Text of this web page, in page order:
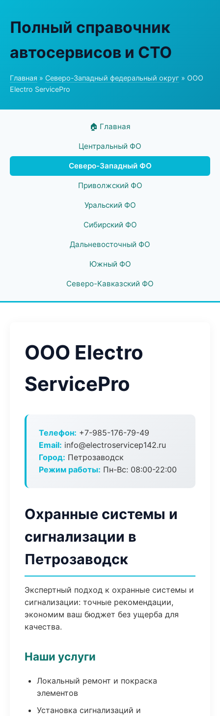
Полный справочник
автосервисов и СТО
Главная » Северо-Западный федеральный округ » ООО
Electro ServicePro
🏠 Главная
Центральный ФО
Северо-Западный ФО
Приволжский ФО
Уральский ФО
Сибирский ФО
Дальневосточный ФО
Южный ФО
Северо-Кавказский ФО
ООО Electro
ServicePro
Телефон: +7-985-176-79-49
Email: info@electroservicep142.ru
Город: Петрозаводск
Режим работы: Пн-Вс: 08:00-22:00
Охранные системы и
сигнализации в
Петрозаводск
Экспертный подход к охранные системы и
сигнализации: точные рекомендации,
экономим ваш бюджет без ущерба для
качества.
Наши услуги
Локальный ремонт и покраска
элементов
Установка сигнализаций и